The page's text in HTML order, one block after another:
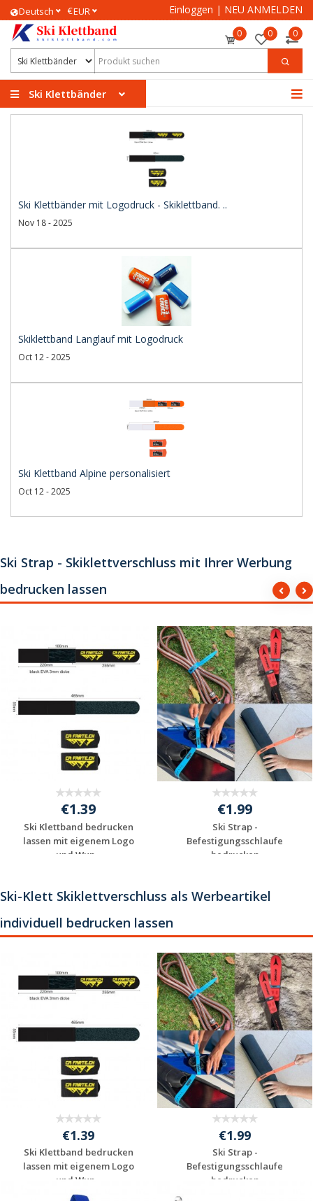
Deutsch €EUR Einloggen | NEU ANMELDEN
0 0 0
Ski Klettbänder
Ski Klettbänder mit Logodruck - Skiklettband. ..
Nov 18 - 2025
Skiklettband Langlauf mit Logodruck
Oct 12 - 2025
Ski Klettband Alpine personalisiert
Oct 12 - 2025
Ski Strap - Skiklettverschluss mit Ihrer Werbung
bedrucken lassen
€1.39
Ski Klettband bedrucken
lassen mit eigenem Logo
und Wun...
anfragen
€1.99
Ski Strap -
Befestigungsschlaufe
bedrucken
anfragen
Ski-Klett Skiklettverschluss als Werbeartikel
individuell bedrucken lassen
€1.39
Ski Klettband bedrucken
lassen mit eigenem Logo
und Wun...
Individuelle
€1.99
Ski Strap -
Befestigungsschlaufe
bedrucken